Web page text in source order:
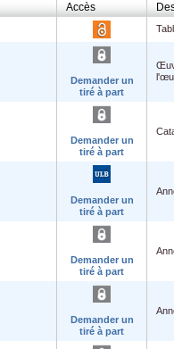
Accès
Demander un
tiré à part
Demander un
tiré à part
Demander un
tiré à part
Demander un
tiré à part
Demander un
tiré à part